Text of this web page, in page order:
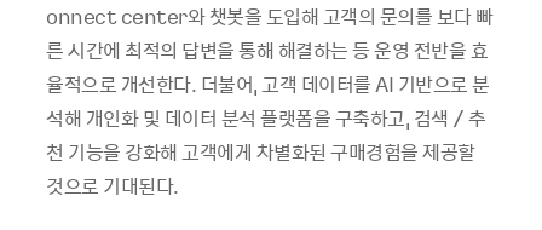
onnect center와 챗봇을 도입해 고객의 문의를 보다 빠
른 시간에 최적의 답변을 통해 해결하는 등 운영 전반을 효
율적으로 개선한다. 더불어, 고객 데이터를 AI 기반으로 분
석해 개인화 및 데이터 분석 플랫폼을 구축하고, 검색 / 추
천 기능을 강화해 고객에게 차별화된 구매경험을 제공할
것으로 기대된다.